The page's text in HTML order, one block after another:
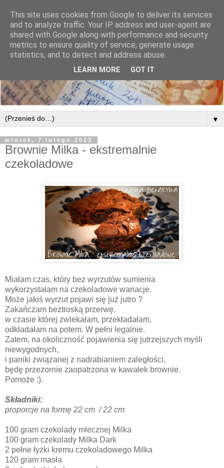
▼
wtorek, 7 lutego 2023
Brownie Milka - ekstremalnie
czekoladowe
Miałam czas, który bez wyrzutów sumienia
wykorzystałam na czekoladowe wariacje.
Może jakiś wyrzut pojawi się już jutro ?
Zakańczam beztroską przerwę,
w czasie której zwlekałam, przekładałam,
odkładałam na potem. W pełni legalnie.
Zatem, na okoliczność pojawienia się jutrzejszych myśli
niewygodnych,
i paniki związanej z nadrabianiem zaległości,
będę przezornie zaopatrzona w kawałek brownie.
Pomoże :).
Składniki:
proporcje na formę 22 cm / 22 cm
100 gram czekolady mlecznej Milka
100 gram czekolady Milka Dark
2 pełne łyżki kremu czekoladowego Milka
120 gram masła
This site uses cookies from Google to deliver its services
and to analyze traffic. Your IP address and user-agent are
shared with Google along with performance and security
metrics to ensure quality of service, generate usage
statistics, and to detect and address abuse.
LEARN MORE GOT IT